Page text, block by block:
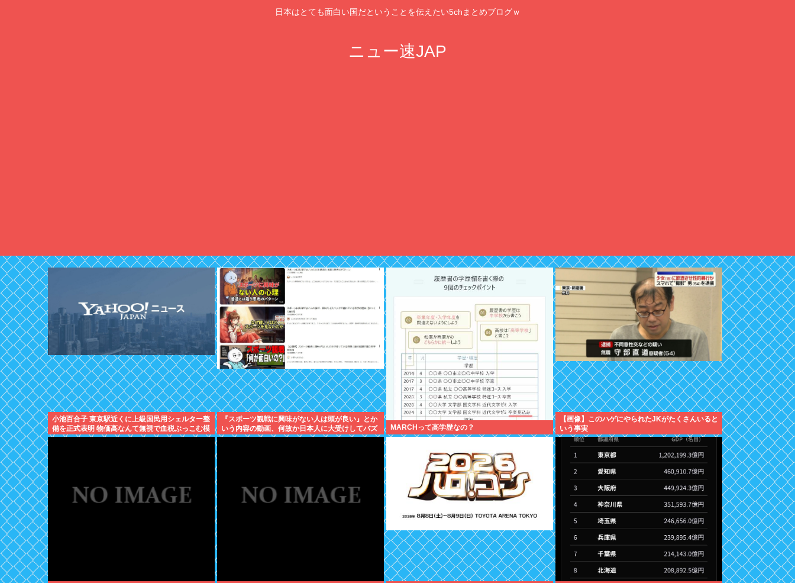
日本はとても面白い国だということを伝えたい5chまとめブログｗ
ニュー速JAP
小池百合子 東京駅近くに上級国民用シェルター整
備を正式表明 物価高なんて無視で血税ぶっこむ模
様 支持したのはあなた達
『スポーツ観戦に興味がない人は頭が良い』とか
いう内容の動画、何故か日本人に大受けしてバズ
りまくるwww
MARCHって高学歴なの？
【画像】このハゲにやられたJKがたくさんいると
いう事実